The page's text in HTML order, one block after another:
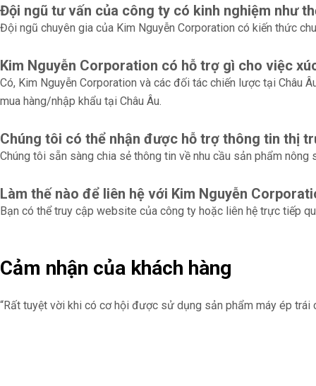
Đội ngũ tư vấn của công ty có kinh nghiệm như
Đội ngũ chuyên gia của Kim Nguyễn Corporation có kiến thức
Kim Nguyễn Corporation có hỗ trợ gì cho việc
Có, Kim Nguyễn Corporation và các đối tác chiến lược tại Châu
mua hàng/nhập khẩu tại Châu Âu.
Chúng tôi có thể nhận được hỗ trợ thông tin thị
Chúng tôi sẵn sàng chia sẻ thông tin về nhu cầu sản phẩm
Làm thế nào để liên hệ với Kim Nguyễn
Bạn có thể truy cập website của công ty hoặc liên hệ trực tiếp
Cảm nhận của khách hàng
“Rất tuyệt vời khi có cơ hội được sử dụng sản phẩm máy ép trái